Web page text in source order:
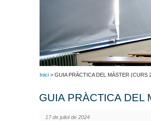
Inici > GUIA PRÀCTICA DEL MÀSTER (CURS
GUIA PRÀCTICA DEL
17 de juliol de 2024